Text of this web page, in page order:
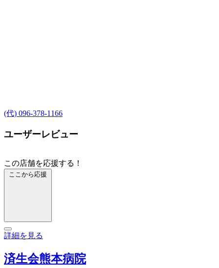
(代) 096-378-1166
ユーザーレビュー
この店舗を応援する！
ここから応援
詳細を見る
済生会熊本病院